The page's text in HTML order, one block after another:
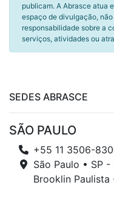
publicam. A Abrasce atua
espaço de divulgação,
responsabilidade sobre a
serviços, atividades ou
SEDES ABRASCE
SÃO PAULO
+55 11 3506-
São Paulo • SP
Brooklin